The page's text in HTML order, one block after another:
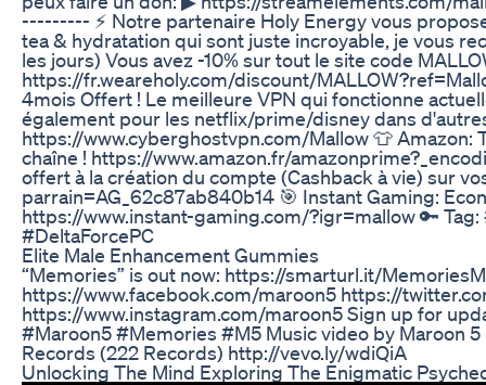
--------- ⚡️ Notre partenaire Holy Energy vous
tea & hydratation qui sont juste incroyable, je vous
les jours) Vous avez -10% sur tout le site code
https://fr.weareholy.com/discount/
4mois Offert ! Le meilleure VPN qui fonctionne
également pour les netflix/prime/disney dans
https://www.cyberghostvpn.com/Mallow 👕 Amazon:
chaîne ! https://www.amazon.fr/
offert à la création du compte (Cashback à vie) sur
parrain=AG_62c87ab840b14 🎯 Instant Gaming:
https://www.instant-gaming.com/?igr=mallow 🔑
#DeltaForcePC
Elite Male Enhancement Gummies
“Memories” is out now: https://smarturl.it/
https://www.facebook.com/maroon5 https://
https://www.instagram.com/maroon5 Sign up for
#Maroon5 #Memories #M5 Music video by Maroon
Records (222 Records) http://vevo.ly/wdiQiA
Unlocking The Mind Exploring The Enigmatic